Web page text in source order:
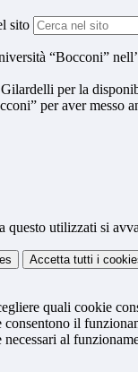
sito
“Bocconi”
per la
per aver messo
questo utilizzati si
Accetta tutti i
quali cookie
il
al